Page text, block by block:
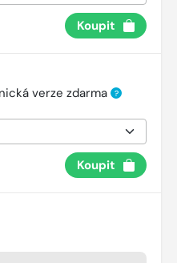
Koupit
verze zdarma ?
Koupit